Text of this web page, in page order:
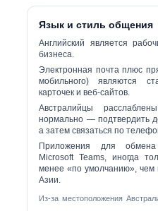
Язык и стиль общения
Английский является
бизнеса.
Электронная почта плюс
мобильного) являются
карточек и веб-сайтов.
Австралийцы
нормально — подтвердить
а затем связаться по
Приложения для
Microsoft Teams, иногда
менее «по умолчанию», чем
Азии.
Из-за местоположения